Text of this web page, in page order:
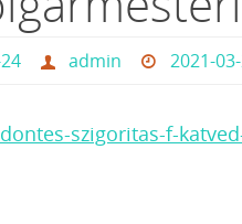
admin 2021-
szigoritas-f-